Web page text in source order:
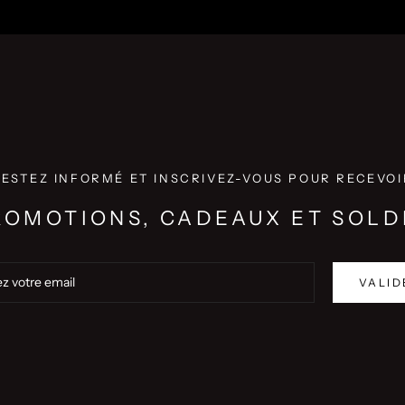
INFORMÉ ET INSCRIVEZ-VOUS POUR
CADEAUX ET